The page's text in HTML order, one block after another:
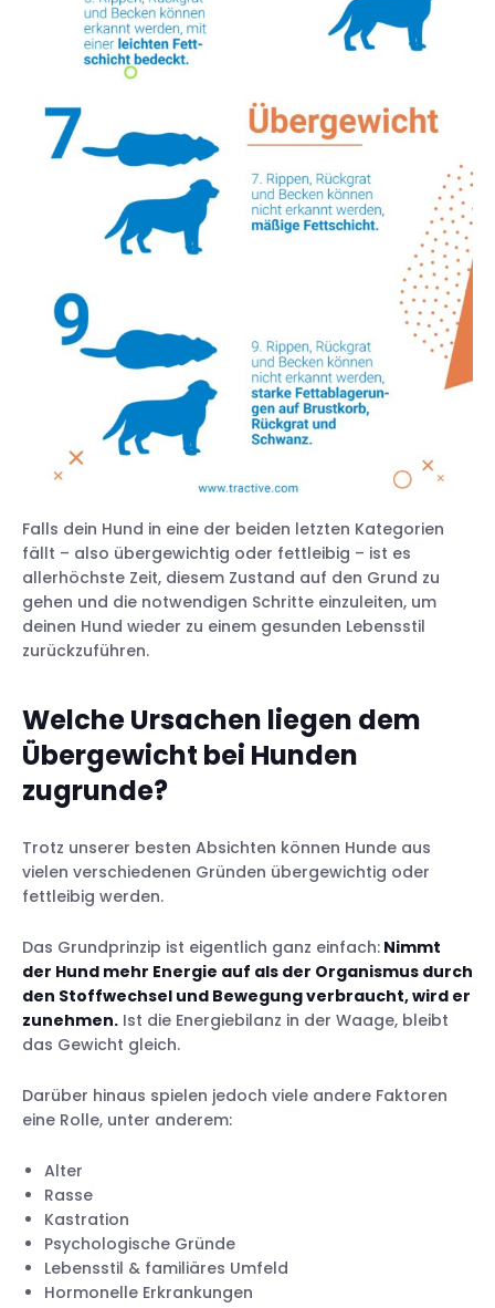
Falls dein Hund in eine der beiden letzten Kategorien
fällt – also übergewichtig oder fettleibig – ist es
allerhöchste Zeit, diesem Zustand auf den Grund zu
gehen und die notwendigen Schritte einzuleiten, um
deinen Hund wieder zu einem gesunden Lebensstil
zurückzuführen.
Welche Ursachen liegen dem
Übergewicht bei Hunden
zugrunde?
Trotz unserer besten Absichten können Hunde aus
vielen verschiedenen Gründen übergewichtig oder
fettleibig werden.
Das Grundprinzip ist eigentlich ganz einfach: Nimmt
der Hund mehr Energie auf als der Organismus durch
den Stoffwechsel und Bewegung verbraucht, wird er
zunehmen. Ist die Energiebilanz in der Waage, bleibt
das Gewicht gleich.
Darüber hinaus spielen jedoch viele andere Faktoren
eine Rolle, unter anderem:
Alter
Rasse
Kastration
Psychologische Gründe
Lebensstil & familiäres Umfeld
Hormonelle Erkrankungen